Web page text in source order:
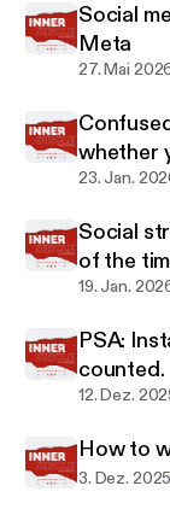
Social
Meta
27. Mai
whether
clear it
23. Jan.
Social
of the
19. Jan.
PSA:
counted.
12. Dez.
How to
3. Dez. 2025